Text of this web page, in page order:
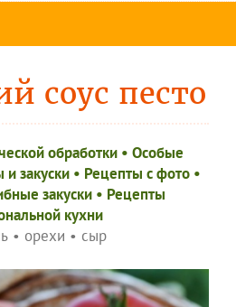
соус песто
обработки • Особые
и закуски • Рецепты c фото •
закуски • Рецепты
кухни
• орехи • сыр